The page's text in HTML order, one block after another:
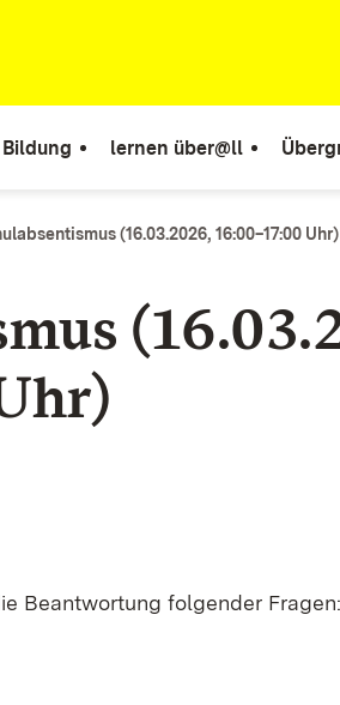
lernen über@ll
(16.03.2026, 16:00–17:00 Uhr)
Beantwortung folgender Fragen: